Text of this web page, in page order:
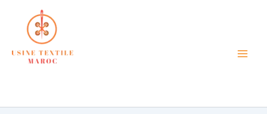
contenu